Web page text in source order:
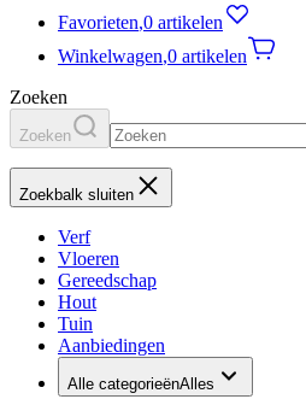
Favorieten,0 artikelen
Winkelwagen,0 artikelen
Zoeken
Zoeken
Zoekbalk sluiten
Verf
Vloeren
Gereedschap
Hout
Tuin
Aanbiedingen
Alle categorieënAlles